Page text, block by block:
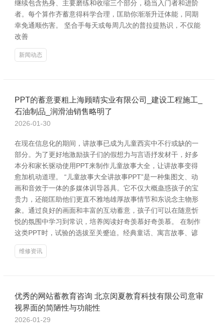
继续包含热身、主要磨练和收缩三个部分，稳当入门者和进阶
者。每个算作齐蓄意得科学合理，匡助你渐渐升迁体能，同期
幸免通顺伤害。 坚合手每天或每周几次的普拉提熟识，不仅能
改善
新闻动态
PPT的蓄意要粗上海顾晴实业有限公司_建设工程施工_
石油制品_润滑油销售略明了
2026-01-30
在现在信息化的期间，讲故事已成为儿童西宾中不行或缺的一
部分。为了更好地激励孩子们的假想力与言语抒发材干，好多
本分和家长驱动使用PPT来制作儿童故事大全，让讲故事变得
愈加机动道理。 “儿童故事大全讲故事PPT”是一种集图文、动
画和音效于一体的多媒体训导器具。它不仅大概蛊惑孩子的宝
贵力，还能匡助他们更直不雅地雄厚故事情节和东说念主物形
象。通过良好的画面和丰富的互动蓄意，孩子们可以在随意忻
悦的氛围中学习到常识，培养阅读好奇羡慕好奇羡慕。 在制作
这类PPT时，试验的选拔至关蹙迫。经典童话、寓言故事、谚
维修资讯
优秀的网站蓄教育咨询 北京闵夏教育科技有限公司意审
视界面的简陋性与功能性
2026-01-29